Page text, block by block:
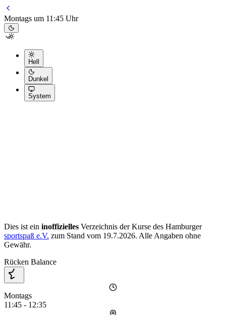
Montags um 11:45 Uhr
Hell
Dunkel
System
Dies ist ein inoffizielles Verzeichnis der Kurse des Hamburger
sportspaß e.V. zum Stand vom 19.7.2026. Alle Angaben ohne
Gewähr.
Rücken Balance
Montags
11:45 - 12:35